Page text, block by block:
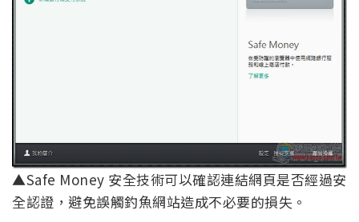
▲Safe Money 安全技術可以確認連結網頁是否經過安
全認證，避免誤觸釣魚網站造成不必要的損失。